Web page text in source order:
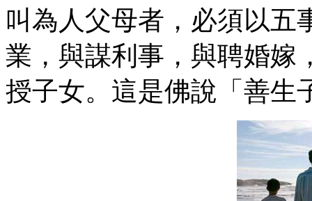
叫為人父母者，必須以五
業，與謀利事，與聘婚嫁
授子女。這是佛說「善生